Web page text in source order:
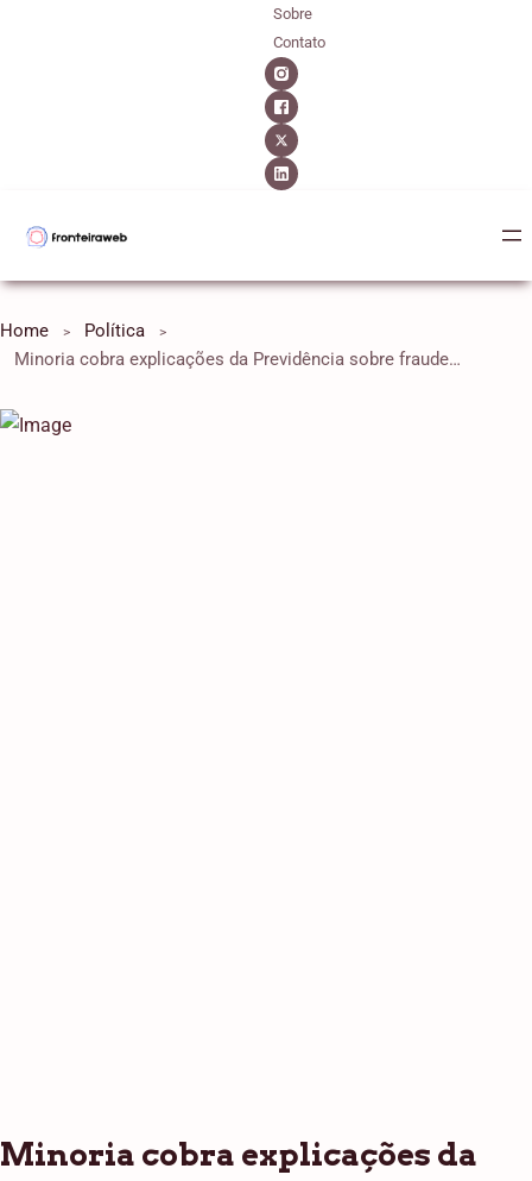
Sobre
Contato
Home
Política
Minoria cobra explicações da Previdência sobre fraudes no INSS
Minoria cobra explicações da